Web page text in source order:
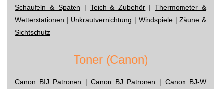
Schaufeln & Spaten | Teich & Zubehör |Thermometer &
Wetterstationen | Unkrautvernichtung | Windspiele|Zäune &
Sichtschutz
Toner (Canon)
Canon BIJ Patronen |Canon BJ Patronen | Canon BJ-W